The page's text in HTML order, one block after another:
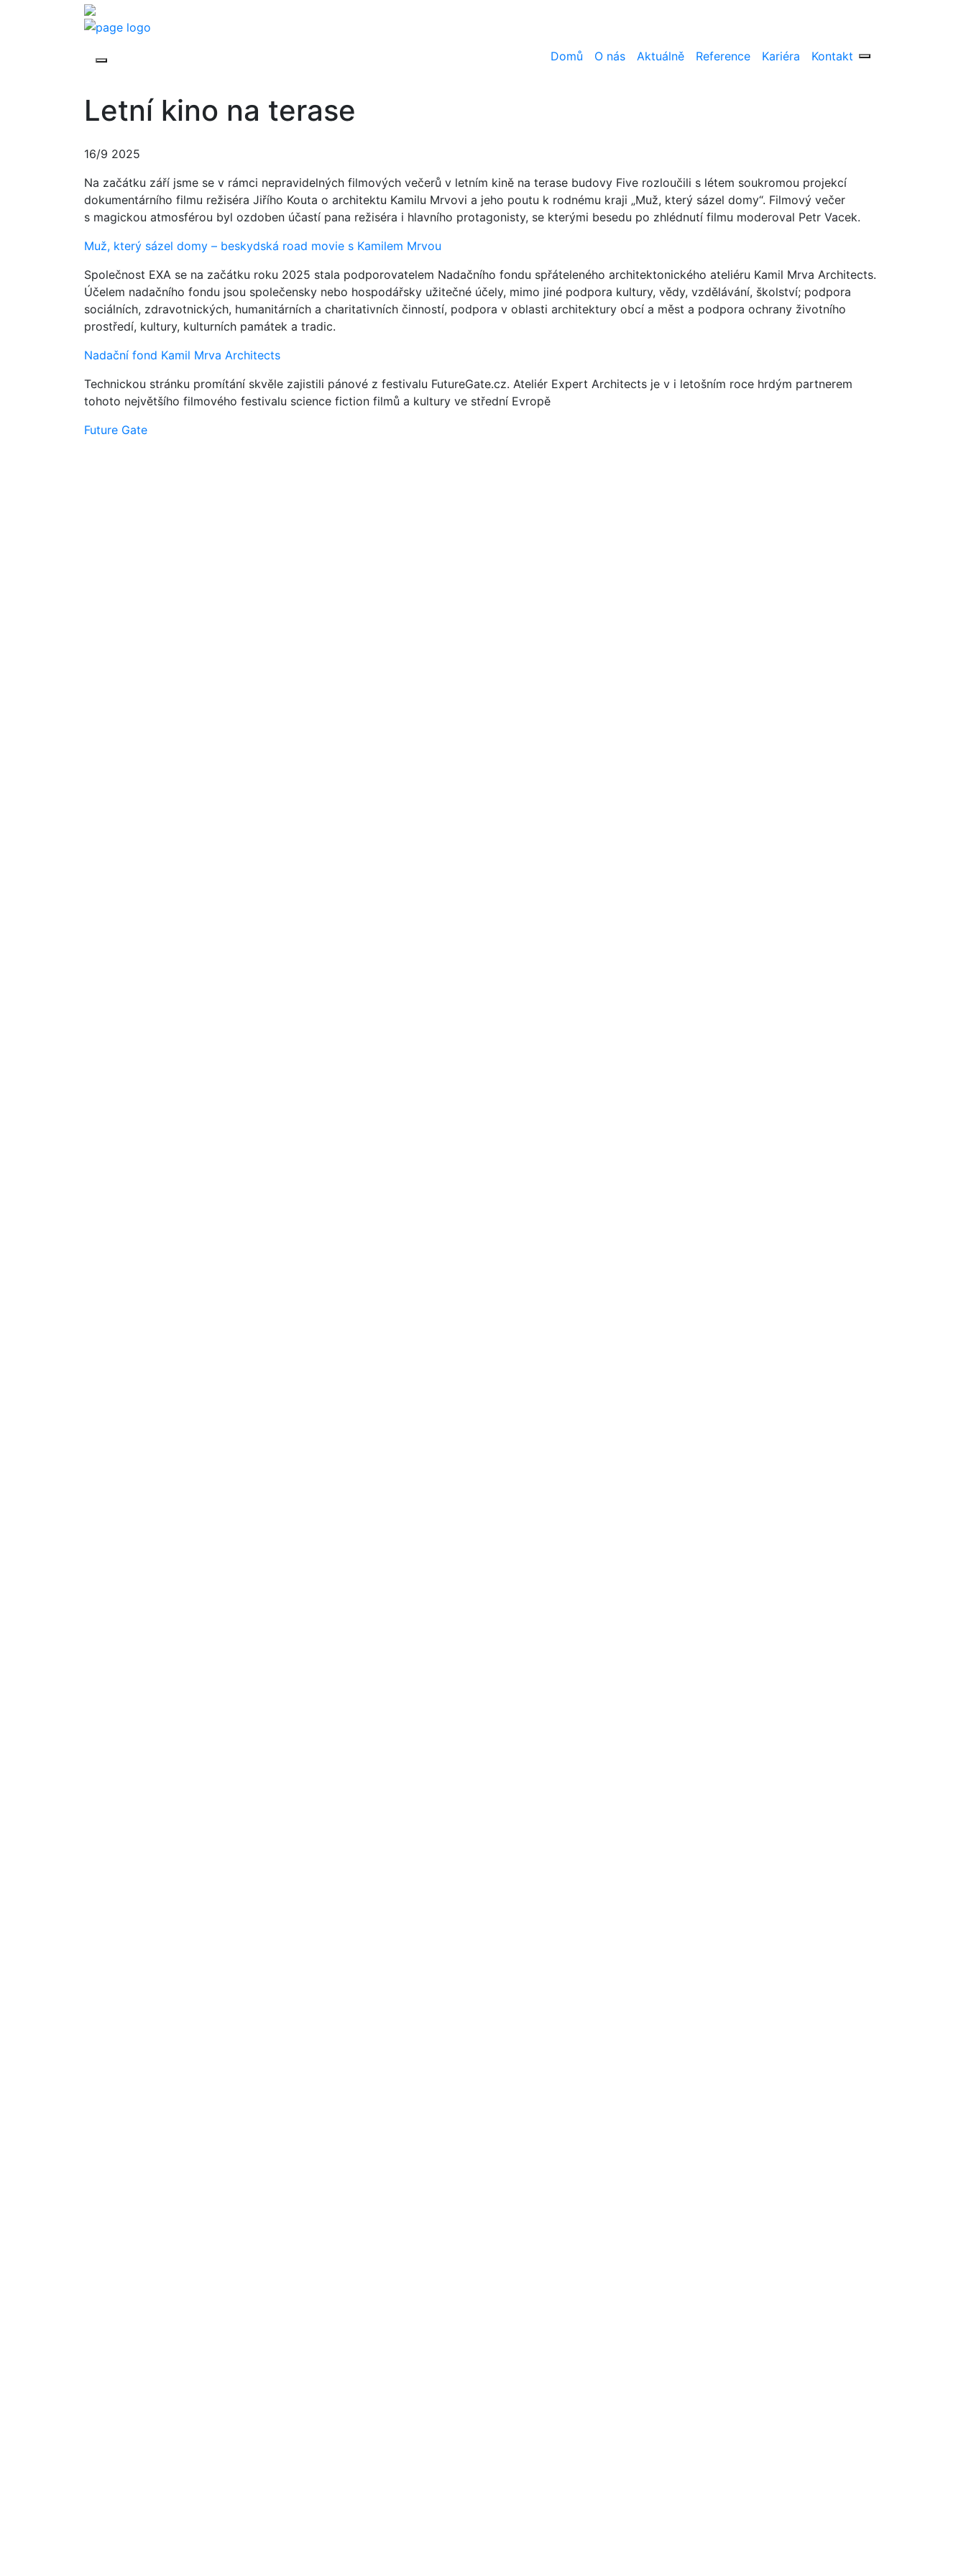
Domů O nás Aktuálně Reference Kariéra Kontakt
Letní kino na terase
16/9 2025
Na začátku září jsme se v rámci nepravidelných filmových večerů v letním kině na terase budovy Five rozloučili s létem soukromou projekcí
dokumentárního filmu režiséra Jiřího Kouta o architektu Kamilu Mrvovi a jeho poutu k rodnému kraji „Muž, který sázel domy“. Filmový večer
s magickou atmosférou byl ozdoben účastí pana režiséra i hlavního protagonisty, se kterými besedu po zhlédnutí filmu moderoval Petr Vacek.
Muž, který sázel domy – beskydská road movie s Kamilem Mrvou
Společnost EXA se na začátku roku 2025 stala podporovatelem Nadačního fondu spřáteleného architektonického ateliéru Kamil Mrva Architects.
Účelem nadačního fondu jsou společensky nebo hospodářsky užitečné účely, mimo jiné podpora kultury, vědy, vzdělávání, školství; podpora
sociálních, zdravotnických, humanitárních a charitativních činností, podpora v oblasti architektury obcí a měst a podpora ochrany životního
prostředí, kultury, kulturních památek a tradic.
Nadační fond Kamil Mrva Architects
Technickou stránku promítání skvěle zajistili pánové z festivalu FutureGate.cz. Ateliér Expert Architects je v i letošním roce hrdým partnerem
tohoto největšího filmového festivalu science fiction filmů a kultury ve střední Evropě
Future Gate